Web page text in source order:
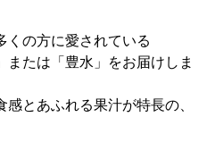
くの方に愛されている
または「豊水」をお届けしま
とあふれる果汁が特長の、